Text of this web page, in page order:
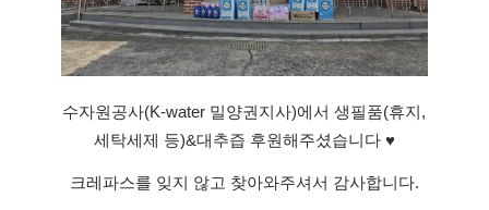
수자원공사(K-water 밀양권지사)에서 생필품(휴지,
세탁세제 등)&대추즙 후원해주셨습니다 ♥
크레파스를 잊지 않고 찾아와주셔서 감사합니다.